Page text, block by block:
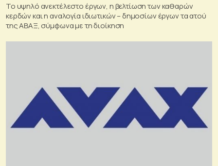
Το υψηλό ανεκτέλεστο έργων, η βελτίωση των καθαρών
κερδών και η αναλογία ιδιωτικών – δημοσίων έργων τα ατού
της ΑΒΑΞ, σύμφωνα με τη διοίκηση